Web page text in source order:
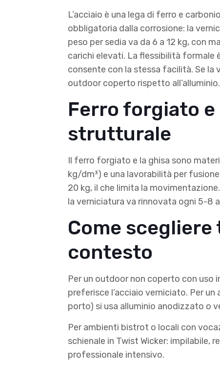
L’acciaio è una lega di ferro e
obbligatoria dalla corrosione: la
peso per sedia va da 6 a 12 kg, con
carichi elevati. La flessibilità formale
consente con la stessa facilità. Se
outdoor coperto rispetto all’alluminio.
Ferro forgiato
strutturale
Il ferro forgiato e la ghisa sono
kg/dm³) e una lavorabilità per
20 kg, il che limita la
la verniciatura va rinnovata ogni 5-8
Come
contesto
Per un outdoor non coperto con uso
preferisce l’acciaio verniciato. Per
porto) si usa alluminio anodizzato o
Per ambienti bistrot o locali con
schienale in Twist Wicker: impilabile,
professionale intensivo.